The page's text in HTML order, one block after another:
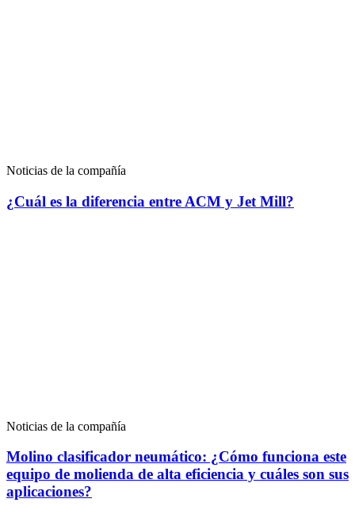
Noticias de la compañía
¿Cuál es la diferencia entre ACM y Jet Mill?
Noticias de la compañía
Molino clasificador neumático: ¿Cómo funciona este
equipo de molienda de alta eficiencia y cuáles son sus
aplicaciones?